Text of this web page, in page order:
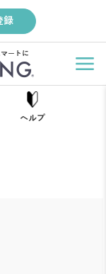
録
ートに
ヘルプ